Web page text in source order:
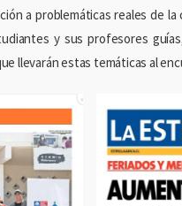
a problemáticas reales de
y sus profesores
llevarán estas temáticas al